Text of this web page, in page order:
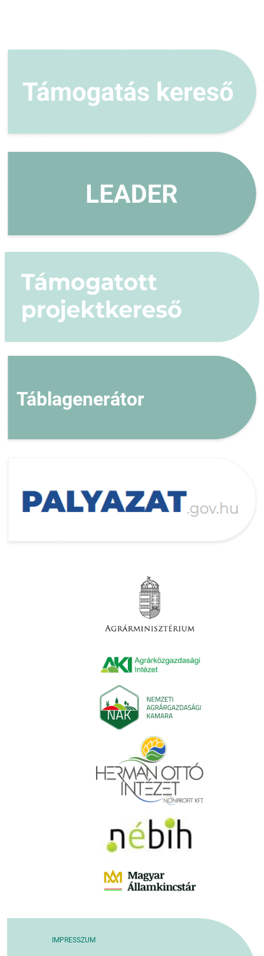
Táblagenerátor
IMPRESSZUM